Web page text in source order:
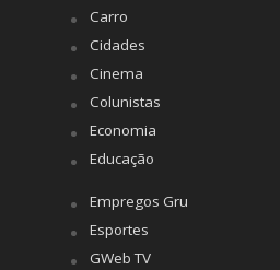
Carro
Cidades
Cinema
Colunistas
Economia
Educação
Empregos Gru
Esportes
GWeb TV